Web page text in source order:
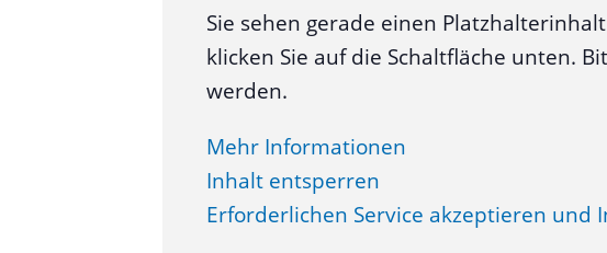
Sie sehen gerade einen
klicken Sie auf die Schaltfläche unten.
werden.
Mehr Informationen
Inhalt entsperren
Erforderlichen Service akzeptieren und